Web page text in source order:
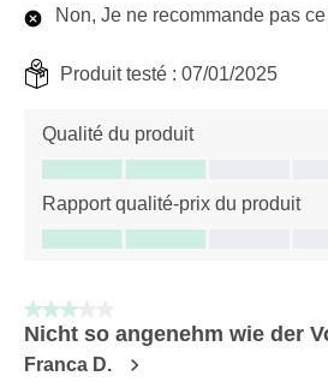
Non, Je ne recommande pas
Produit testé : 07/01/2025
Qualité du produit
Qualité du produit, 2.0 sur 5
Rapport qualité-prix du produit
Rapport qualité-prix du produit, 2.0
3 sur 5 étoiles.
Nicht so angenehm wie der
Franca D.